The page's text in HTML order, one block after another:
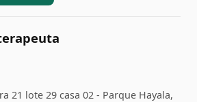
21 lote 29 casa 02 - Parque Hayala,